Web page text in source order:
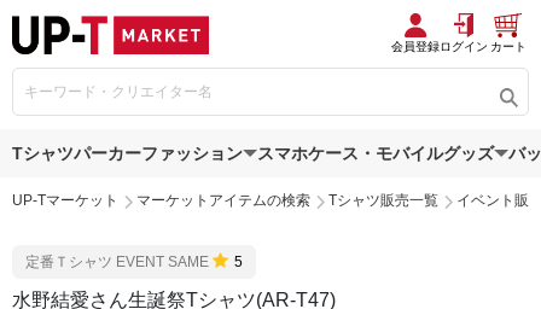
会員登録ログイン カート
Tシャツパーカーファッション スマホケース・モバイルグッズ バ
UP-Tマーケット マーケットアイテムの検索 Tシャツ販売一覧 イベント販
定番Ｔシャツ EVENT SAME 5
水野結愛さん生誕祭Tシャツ(AR-T47)